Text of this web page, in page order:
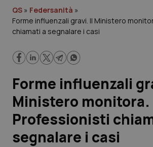
Governo e Parlamento
Regioni e Asl
Lavoro e Professioni
Scienza e Farmaci
Studi e Analisi
QS » Federsanità »
Forme influenzali gravi. Il Ministero
chiamati a segnalare i casi
Forme influenzali
Ministero monitora.
Professionisti
segnalare i casi